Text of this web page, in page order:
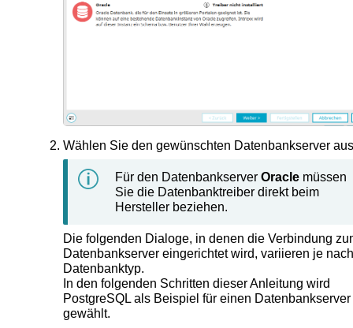
Wählen Sie den gewünschten Datenbankserver
Für den Datenbankserver Oracle müssen
Sie die Datenbanktreiber direkt beim
Hersteller beziehen.
Die folgenden Dialoge, in denen die Verbindung
Datenbankserver eingerichtet wird, variieren je nach
Datenbanktyp.
In den folgenden Schritten dieser Anleitung wird
PostgreSQL als Beispiel für einen Datenbankserver
gewählt.